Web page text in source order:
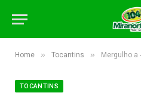
Home » Tocantins » Mergulho a 40 metros e com
TOCANTINS